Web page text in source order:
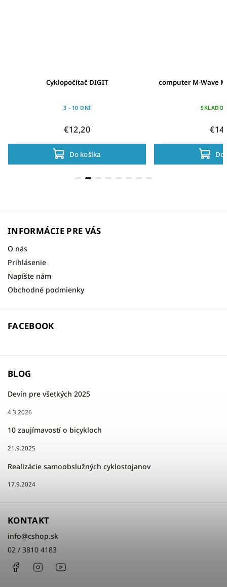
Cyklopočítač DIGIT
3 - 10 DNÍ
€12,20
Do košíka
computer M-Wave
Do
INFORMÁCIE PRE VÁS
O nás
Prihlásenie
Napíšte nám
Obchodné podmienky
FACEBOOK
BLOG
Devín pre všetkých 2025
4.3.2026
10 zaujímavostí o bicykloch
21.9.2025
Realizácie samoobslužných cyklostojanov
17.9.2024
KONTAKT
info@cshop.sk
02 / 3810 4183
FacebookInstagram